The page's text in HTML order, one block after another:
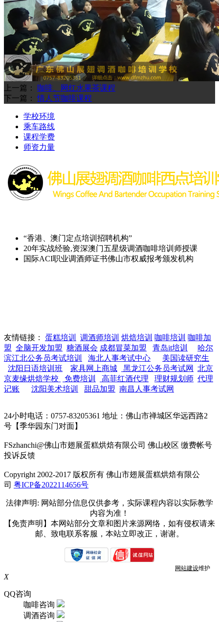
上一篇： 咖啡、网红水果茶课程
下一篇：情人节咖啡课程
学校环境
乘车路线
课程学费
师资力量
“香港、澳门定点培训招聘机构”
20年实战经验,资深澳门五星级调酒咖啡培训师授课
国际ACI职业调酒师证书佛山市权威报考颁发机构
友情链接： 蛋糕培训 调酒师培训 烘焙培训 咖啡培训 咖啡加
盟 全脑开发加盟 糖酒展会 成都冒菜加盟 青岛it培训
哈尔
滨江北公务员考试培训
海北人事考试中心
美国读研究生
沈阳日语培训班
家具网上商城 黑龙江公务员考试网
北京
京麦缘烘焙学校
免费培训 高菲红酒代理 理财规划师 代理
记账
沈阳美术培训 甜品加盟 南昌人事考试网
24小时电话：0757-83205361 地址：佛山市禅城区华远西路2
号【季华园东门对面】
FSzhanchi@佛山市翅展蛋糕烘焙有限公司 佛山校区 缴费帐号
投诉反馈
Copyright 2002-2017 版权所有 佛山市翅展蛋糕烘焙有限公
司 粤ICP备2022114656号
法律声明: 网站部分信息仅供参考，实际课程内容以实际教学
内容为准！
【免责声明】本网站部分文章和图片来源网络，如有侵权请来
邮、致电联系客服，本站立即改正，谢谢。
网站建设维护
X
QQ咨询
咖啡咨询
调酒咨询